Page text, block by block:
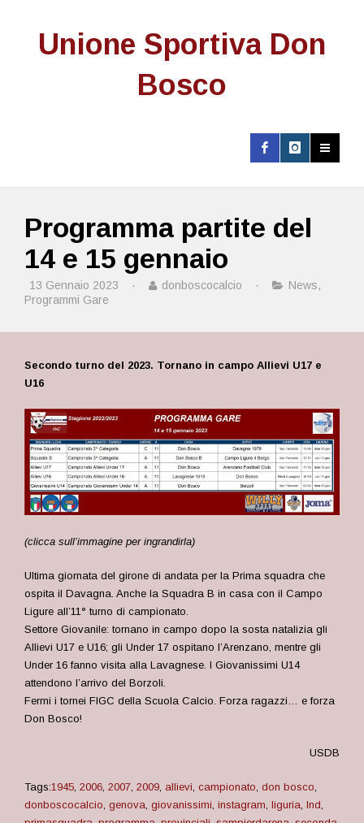
Unione Sportiva Don
Bosco
Programma partite del
14 e 15 gennaio
13 Gennaio 2023 · donboscocalcio · News,
Programmi Gare
Secondo turno del 2023. Tornano in campo Allievi U17 e
U16
(clicca sull’immagine per ingrandirla)
Ultima giornata del girone di andata per la Prima squadra che
ospita il Davagna. Anche la Squadra B in casa con il Campo
Ligure all’11° turno di campionato.
Settore Giovanile: tornano in campo dopo la sosta natalizia gli
Allievi U17 e U16; gli Under 17 ospitano l’Arenzano, mentre gli
Under 16 fanno visita alla Lavagnese. I Giovanissimi U14
attendono l’arrivo del Borzoli.
Fermi i tornei FIGC della Scuola Calcio. Forza ragazzi… e forza
Don Bosco!
USDB
Tags:1945, 2006, 2007, 2009, allievi, campionato, don bosco,
donboscocalcio, genova, giovanissimi, instagram, liguria, lnd,